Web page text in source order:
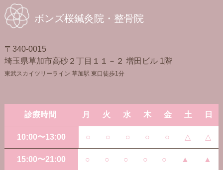
ボンズ桜鍼灸院・整骨院
〒340-0015
埼玉県草加市高砂２丁目１１－２ 増田ビル 1階
東武スカイツリーライン 草加駅 東口徒歩1分
診療時間 月 火 水 木 金 土 日
10:00〜13:00 ○ ○ ○ ○ ○ △ △
15:00〜21:00 ○ ○ ○ ○ ○ ▲ ▲